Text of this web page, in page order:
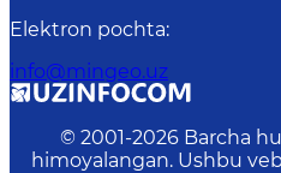
Elektron pochta:
info@mingeo.uz
© 2001-2026 Barcha
himoyalangan. Ushbu